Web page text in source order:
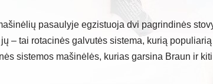
pasaulyje egzistuoja dvi pagrindinės
– tai rotacinės galvutės sistema, kurią
sistemos mašinėlės, kurias garsina Braun ir